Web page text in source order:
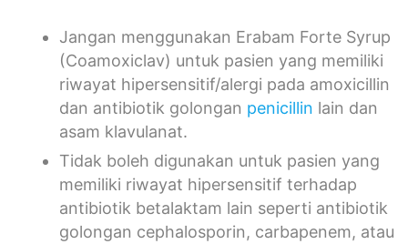
Jangan menggunakan Erabam Forte Syrup
(Coamoxiclav) untuk pasien yang memiliki
riwayat hipersensitif/alergi pada amoxicillin
dan antibiotik golongan penicillin lain dan
asam klavulanat.
Tidak boleh digunakan untuk pasien yang
memiliki riwayat hipersensitif terhadap
antibiotik betalaktam lain seperti antibiotik
golongan cephalosporin, carbapenem, atau